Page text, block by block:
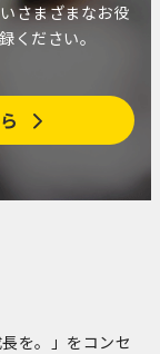
さまざまなお役
ください。
を。」をコンセ